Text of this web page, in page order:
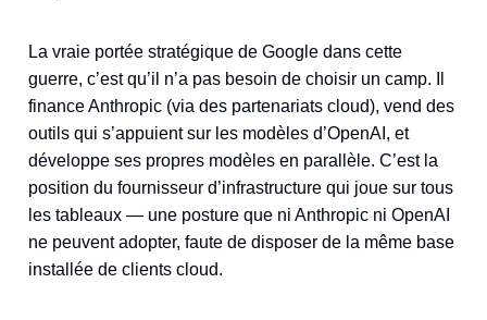
La vraie portée stratégique de Google dans cette
guerre, c’est qu’il n’a pas besoin de choisir un camp. Il
finance Anthropic (via des partenariats cloud), vend des
outils qui s’appuient sur les modèles d’OpenAI, et
développe ses propres modèles en parallèle. C’est la
position du fournisseur d’infrastructure qui joue sur tous
les tableaux — une posture que ni Anthropic ni OpenAI
ne peuvent adopter, faute de disposer de la même base
installée de clients cloud.